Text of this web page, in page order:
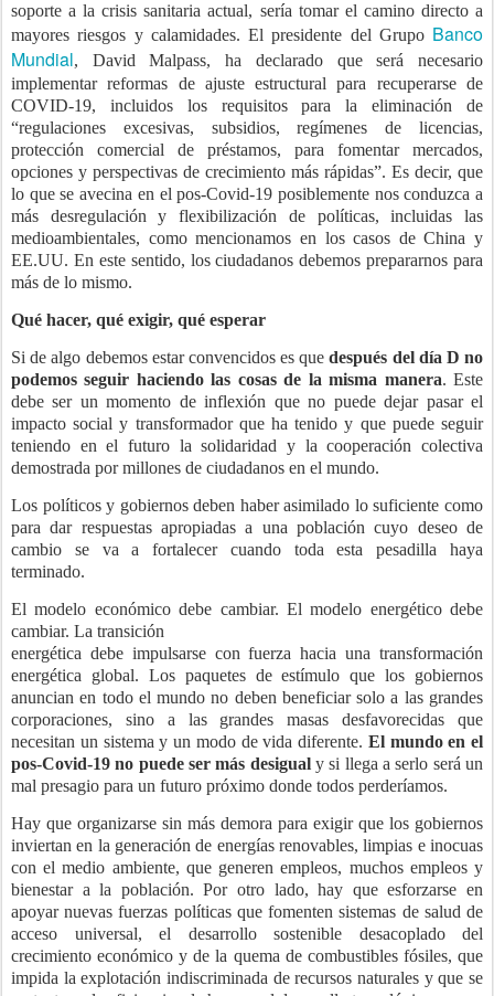
soporte a la crisis sanitaria actual, sería tomar el camino directo a
mayores riesgos y calamidades. El presidente del Grupo Banco
Mundial, David Malpass, ha declarado que será necesario
implementar reformas de ajuste estructural para recuperarse de
COVID-19, incluidos los requisitos para la eliminación de
“regulaciones excesivas, subsidios, regímenes de licencias,
protección comercial de préstamos, para fomentar mercados,
opciones y perspectivas de crecimiento más rápidas”. Es decir, que
lo que se avecina en el pos-Covid-19 posiblemente nos conduzca a
más desregulación y flexibilización de políticas, incluidas las
medioambientales, como mencionamos en los casos de China y
EE.UU. En este sentido, los ciudadanos debemos prepararnos para
más de lo mismo.
Qué hacer, qué exigir, qué esperar
Si de algo debemos estar convencidos es quedespués del día D no
podemos seguir haciendo las cosas de la misma manera. Este
debe ser un momento de inflexión que no puede dejar pasar el
impacto social y transformador que ha tenido y que puede seguir
teniendo en el futuro la solidaridad y la cooperación colectiva
demostrada por millones de ciudadanos en el mundo.
Los políticos y gobiernos deben haber asimilado lo suficiente como
para dar respuestas apropiadas a una población cuyo deseo de
cambio se va a fortalecer cuando toda esta pesadilla haya
terminado.
El modelo económico debe cambiar. El modelo energético debe
cambiar. La transición
energética debe impulsarse con fuerza hacia una transformación
energética global. Los paquetes de estímulo que los gobiernos
anuncian en todo el mundo no deben beneficiar solo a las grandes
corporaciones, sino a las grandes masas desfavorecidas que
necesitan un sistema y un modo de vida diferente. El mundo en el
pos-Covid-19 no puede ser más desigualy si llega a serlo será un
mal presagio para un futuro próximo donde todos perderíamos.
Hay que organizarse sin más demora para exigir que los gobiernos
inviertan en la generación de energías renovables, limpias e inocuas
con el medio ambiente, que generen empleos, muchos empleos y
bienestar a la población. Por otro lado, hay que esforzarse en
apoyar nuevas fuerzas políticas que fomenten sistemas de salud de
acceso universal, el desarrollo sostenible desacoplado del
crecimiento económico y de la quema de combustibles fósiles, que
impida la explotación indiscriminada de recursos naturales y que se